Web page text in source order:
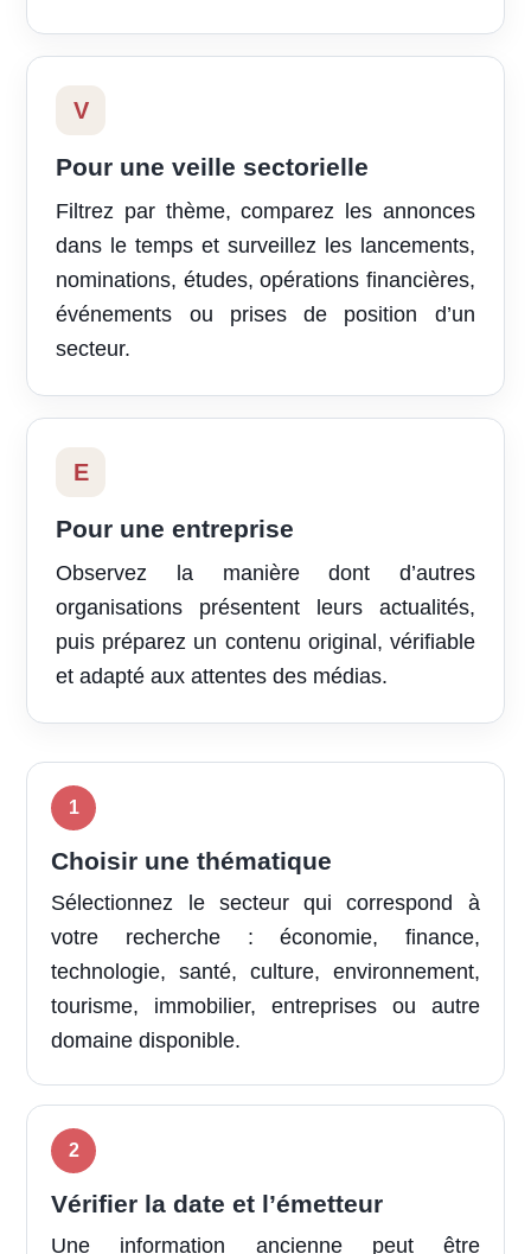
V
Pour une veille sectorielle
Filtrez par thème, comparez les annonces
dans le temps et surveillez les lancements,
nominations, études, opérations financières,
événements ou prises de position d’un
secteur.
E
Pour une entreprise
Observez la manière dont d’autres
organisations présentent leurs actualités,
puis préparez un contenu original, vérifiable
et adapté aux attentes des médias.
Choisir une thématique
Sélectionnez le secteur qui correspond à
votre recherche : économie, finance,
technologie, santé, culture, environnement,
tourisme, immobilier, entreprises ou autre
domaine disponible.
Vérifier la date et l’émetteur
Une information ancienne peut être